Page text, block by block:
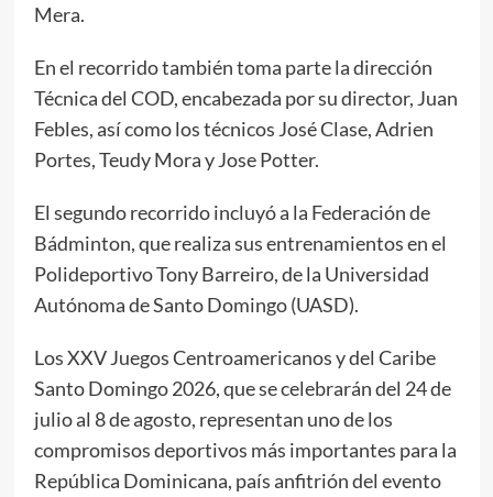
Mera.
En el recorrido también toma parte la dirección
Técnica del COD, encabezada por su director, Juan
Febles, así como los técnicos José Clase, Adrien
Portes, Teudy Mora y Jose Potter.
El segundo recorrido incluyó a la Federación de
Bádminton, que realiza sus entrenamientos en el
Polideportivo Tony Barreiro, de la Universidad
Autónoma de Santo Domingo (UASD).
Los XXV Juegos Centroamericanos y del Caribe
Santo Domingo 2026, que se celebrarán del 24 de
julio al 8 de agosto, representan uno de los
compromisos deportivos más importantes para la
República Dominicana, país anfitrión del evento